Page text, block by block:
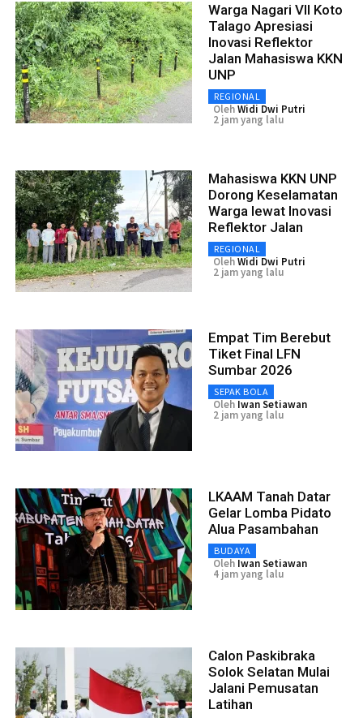
Warga Nagari VII Koto
Talago Apresiasi
Inovasi Reflektor
Jalan Mahasiswa KKN
UNP
REGIONAL
OlehWidi Dwi Putri
2 jam yang lalu
Mahasiswa KKN UNP
Dorong Keselamatan
Warga lewat Inovasi
Reflektor Jalan
REGIONAL
OlehWidi Dwi Putri
2 jam yang lalu
Empat Tim Berebut
Tiket Final LFN
Sumbar 2026
SEPAK BOLA
Oleh Iwan Setiawan
2 jam yang lalu
LKAAM Tanah Datar
Gelar Lomba Pidato
Alua Pasambahan
BUDAYA
Oleh Iwan Setiawan
4 jam yang lalu
Calon Paskibraka
Solok Selatan Mulai
Jalani Pemusatan
Latihan